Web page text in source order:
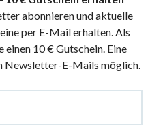
abonnieren und aktuelle
per E-Mail erhalten. Als
einen 10 € Gutschein. Eine
Newsletter-E-Mails möglich.